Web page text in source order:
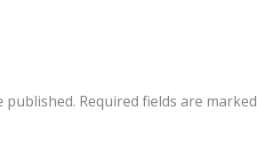
published. Required fields are marked